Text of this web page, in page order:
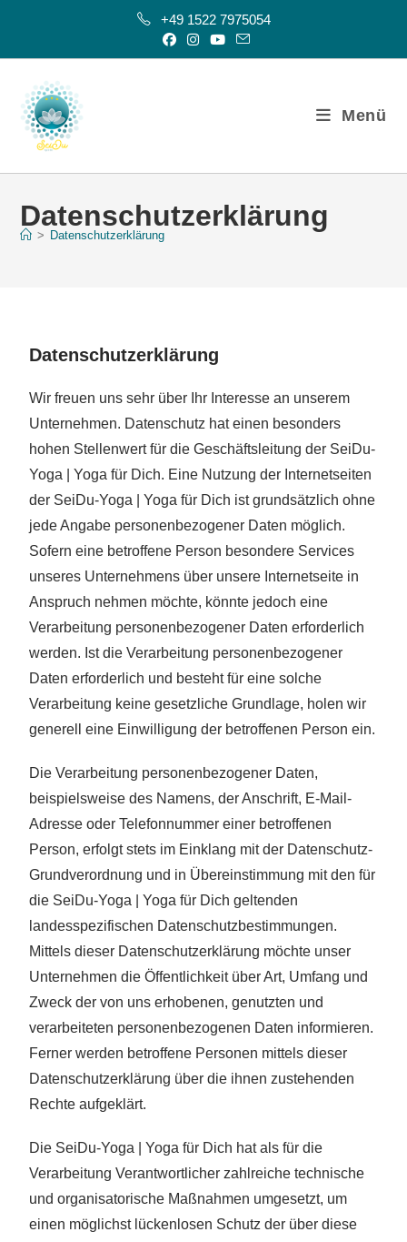
+49 1522 7975054
Menü
Datenschutzerklärung
> Datenschutzerklärung
Datenschutzerklärung
Wir freuen uns sehr über Ihr Interesse an unserem
Unternehmen. Datenschutz hat einen besonders
hohen Stellenwert für die Geschäftsleitung der SeiDu-
Yoga | Yoga für Dich. Eine Nutzung der Internetseiten
der SeiDu-Yoga | Yoga für Dich ist grundsätzlich ohne
jede Angabe personenbezogener Daten möglich.
Sofern eine betroffene Person besondere Services
unseres Unternehmens über unsere Internetseite in
Anspruch nehmen möchte, könnte jedoch eine
Verarbeitung personenbezogener Daten erforderlich
werden. Ist die Verarbeitung personenbezogener
Daten erforderlich und besteht für eine solche
Verarbeitung keine gesetzliche Grundlage, holen wir
generell eine Einwilligung der betroffenen Person ein.
Die Verarbeitung personenbezogener Daten,
beispielsweise des Namens, der Anschrift, E-Mail-
Adresse oder Telefonnummer einer betroffenen
Person, erfolgt stets im Einklang mit der Datenschutz-
Grundverordnung und in Übereinstimmung mit den für
die SeiDu-Yoga | Yoga für Dich geltenden
landesspezifischen Datenschutzbestimmungen.
Mittels dieser Datenschutzerklärung möchte unser
Unternehmen die Öffentlichkeit über Art, Umfang und
Zweck der von uns erhobenen, genutzten und
verarbeiteten personenbezogenen Daten informieren.
Ferner werden betroffene Personen mittels dieser
Datenschutzerklärung über die ihnen zustehenden
Rechte aufgeklärt.
Die SeiDu-Yoga | Yoga für Dich hat als für die
Verarbeitung Verantwortlicher zahlreiche technische
und organisatorische Maßnahmen umgesetzt, um
einen möglichst lückenlosen Schutz der über diese